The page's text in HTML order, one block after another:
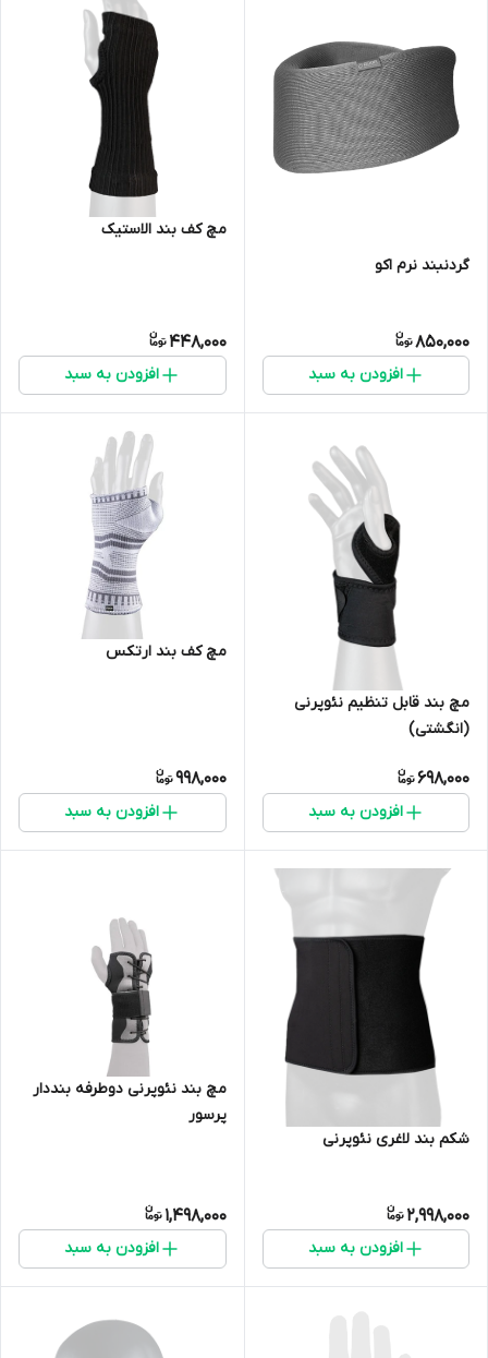
گردنبند نرم اکو
850,000
افزودن به سبد
مچ کف بند الاستیک
448,000
افزودن به سبد
مچ بند قابل تنظیم نئوپرنی
(انگشتی)
698,000
افزودن به سبد
مچ کف بند ارتکس
998,000
افزودن به سبد
شکم بند لاغری نئوپرنی
2,998,000
افزودن به سبد
مچ بند نئوپرنی دوطرفه بنددار
پرسور
1,498,000
افزودن به سبد